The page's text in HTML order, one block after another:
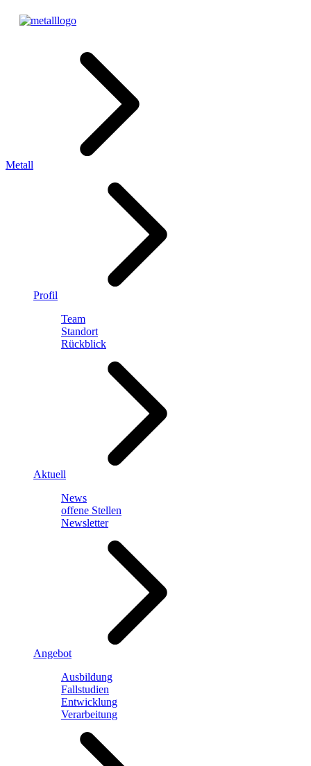
Metall
Profil
Team
Standort
Rückblick
Aktuell
News
offene Stellen
Newsletter
Angebot
Ausbildung
Fallstudien
Entwicklung
Verarbeitung